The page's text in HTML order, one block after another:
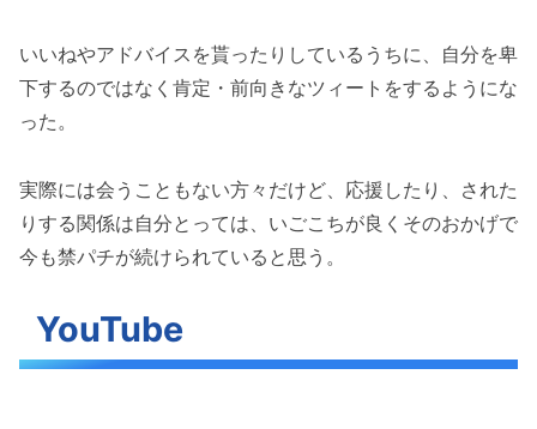
いいねやアドバイスを貰ったりしているうちに、自分を卑
下するのではなく肯定・前向きなツィートをするようにな
った。
実際には会うこともない方々だけど、応援したり、された
りする関係は自分とっては、いごこちが良くそのおかげで
今も禁パチが続けられていると思う。
YouTube